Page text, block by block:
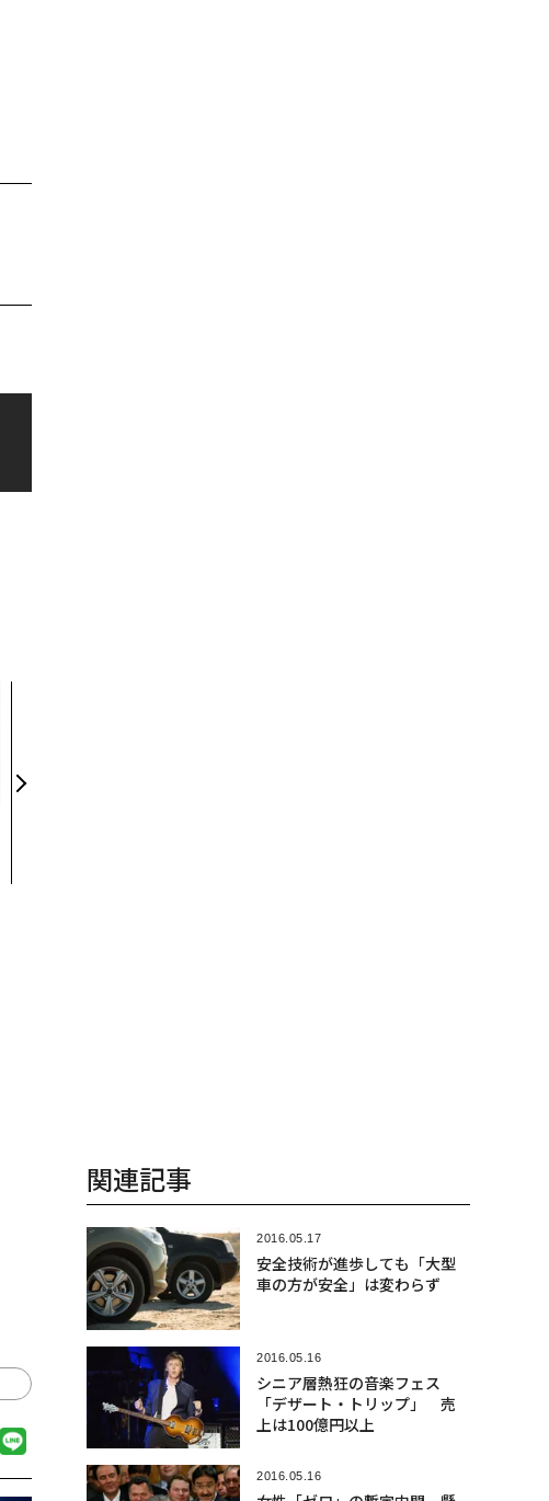
関連記事
2016.05.17
安全技術が進歩しても「大型
車の方が安全」は変わらず
2016.05.16
シニア層熱狂の音楽フェス
「デザート・トリップ」 売
上は100億円以上
2016.05.16